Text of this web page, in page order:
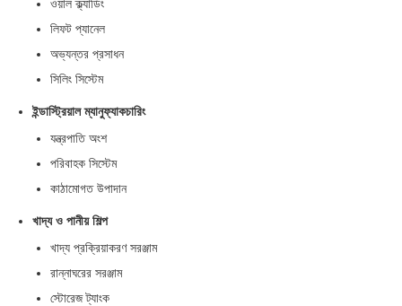
ওয়াল ক্ল্যাডিং
লিফট প্যানেল
অভ্যন্তর প্রসাধন
সিলিং সিস্টেম
ইন্ডাস্ট্রিয়াল ম্যানুফ্যাকচারিং
যন্ত্রপাতি অংশ
পরিবাহক সিস্টেম
কাঠামোগত উপাদান
খাদ্য ও পানীয় শিল্প
খাদ্য প্রক্রিয়াকরণ সরঞ্জাম
রান্নাঘরের সরঞ্জাম
স্টোরেজ ট্যাংক